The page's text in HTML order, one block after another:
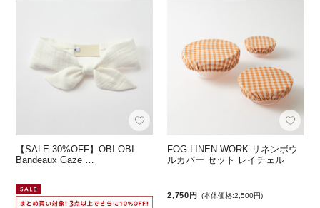
【SALE 30%OFF】OBI OBI
Bandeaux Gaze …
FOG LINEN WORK リネンボウ
ルカバー セット レイチェル
2,750円 (本体価格:2,500円)